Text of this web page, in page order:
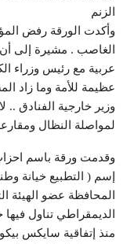
الزنم
وأكدت الورقة رفض
الغاصب . مشيرة إلى
عربية مع رئيس وزراء
عظيمة للأمة وما زاد
وزير خارجية الفنادق ..
لمواصلة النظال
وقدمت ورقة باسم
إسم ( التطبيع خيانة
المحافظة عضو الهيئة
الديمقراطي تناول